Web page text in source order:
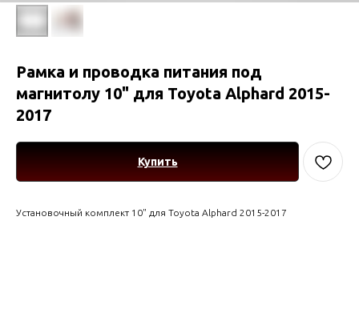
Рамка и проводка питания под
магнитолу 10" для Toyota Alphard 2015-
2017
Купить
Установочный комплект 10" для Toyota Alphard 2015-2017